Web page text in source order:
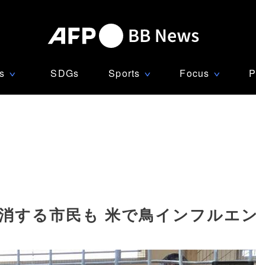
∨ SDGs Sports ∨ Focus ∨
する市民も 米で鳥インフルエ